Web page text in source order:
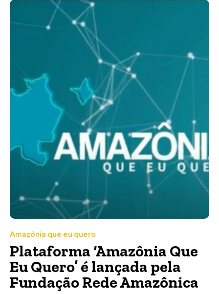
Amazônia que eu quero
Plataforma ‘Amazônia Que
Eu Quero’ é lançada pela
Fundação Rede Amazônica